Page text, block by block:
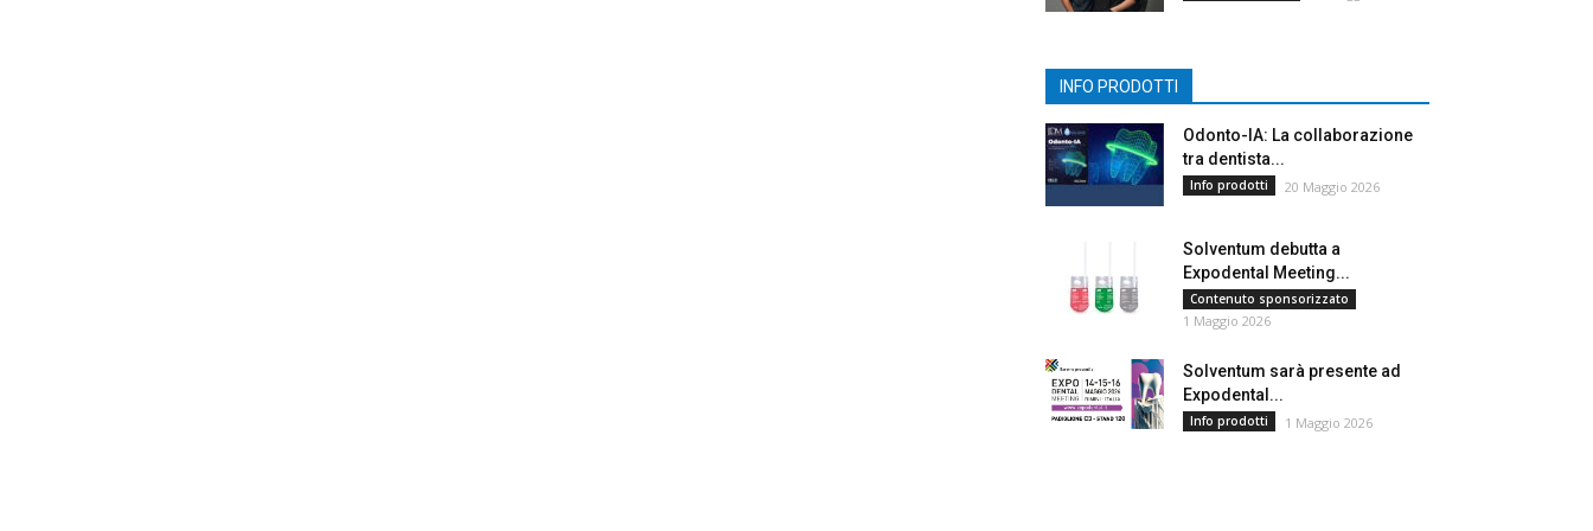
INFO PRODOTTI
Odonto-IA: La collaborazione
tra dentista...
Info prodotti 20 Maggio 2026
Solventum debutta a
Expodental Meeting...
Contenuto sponsorizzato
1 Maggio 2026
Solventum sarà presente ad
Expodental...
Info prodotti 1 Maggio 2026